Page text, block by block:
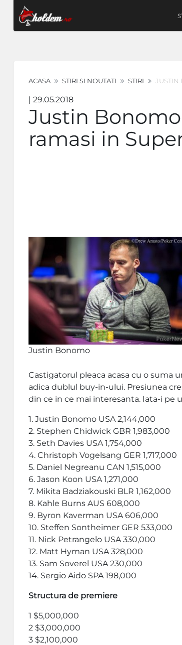
ACASA STIRI SI NOUTATI STIRI JUSTIN
| 29.05.2018
Justin
ramasi in
Justin Bonomo
Castigatorul pleaca acasa cu o suma
adica dublul buy-in-ului. Presiunea
din ce in ce mai interesanta. Iata-i pe
1. Justin Bonomo USA 2,144,000
2. Stephen Chidwick GBR 1,983,000
3. Seth Davies USA 1,754,000
4. Christoph Vogelsang GER 1,717,000
5. Daniel Negreanu CAN 1,515,000
6. Jason Koon USA 1,271,000
7. Mikita Badziakouski BLR 1,162,000
8. Kahle Burns AUS 608,000
9. Byron Kaverman USA 606,000
10. Steffen Sontheimer GER 533,000
11. Nick Petrangelo USA 330,000
12. Matt Hyman USA 328,000
13. Sam Soverel USA 230,000
14. Sergio Aido SPA 198,000
Structura de premiere
1 $5,000,000
2 $3,000,000
3 $2,100,000